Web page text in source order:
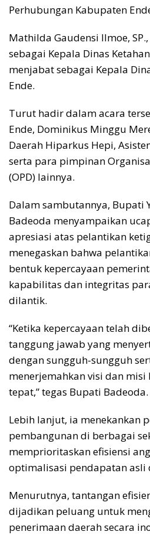
Perhubungan Kabupaten
Mathilda Gaudensi Ilmoe,
sebagai Kepala Dinas
menjabat sebagai Kepala
Ende.
Turut hadir dalam acara
Ende, Dominikus Minggu
Daerah Hiparkus Hepi,
serta para pimpinan
(OPD) lainnya.
Dalam sambutannya, Bupati
Badeoda menyampaikan
apresiasi atas pelantikan
menegaskan bahwa
bentuk kepercayaan
kapabilitas dan integritas
dilantik.
“Ketika kepercayaan telah
tanggung jawab yang
dengan sungguh-sungguh
menerjemahkan visi dan misi
tepat,” tegas Bupati Badeoda.
Lebih lanjut, ia menekankan
pembangunan di berbagai
memprioritaskan efisiensi
optimalisasi pendapatan asli
Menurutnya, tantangan
dijadikan peluang untuk
penerimaan daerah secara